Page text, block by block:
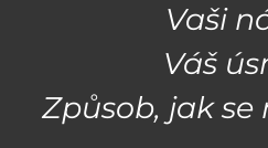
Vaši
Váš
Způsob, jak se